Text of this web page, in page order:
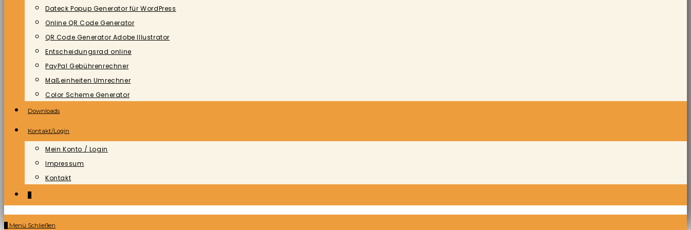
Dateck Popup Generator für WordPress
Online QR Code Generator
QR Code Generator Adobe Illustrator
Entscheidungsrad online
PayPal Gebührenrechner
Maßeinheiten Umrechner
Color Scheme Generator
Downloads
Kontakt/Login
Mein Konto / Login
Impressum
Kontakt
Menü Schließen